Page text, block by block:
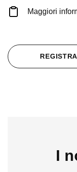
Maggiori
I